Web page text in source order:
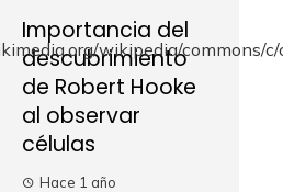
Importancia del
descubrimiento
de Robert Hooke
al observar
células
Hace 1 año